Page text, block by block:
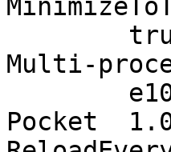
Multi-
Pocket